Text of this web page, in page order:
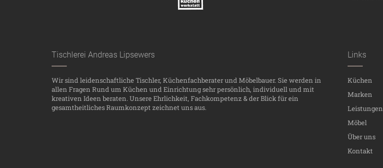
Tischlerei Andreas Lipsewers
Wir sind leidenschaftliche Tischler, Küchenfachberater und Möbelbauer. Sie werden in
allen Fragen Rund um Küchen und Einrichtung sehr persönlich, individuell und mit
kreativen Ideen beraten. Unsere Ehrlichkeit, Fachkompetenz & der Blick für ein
gesamtheitliches Raumkonzept zeichnet uns aus.
Links
Küchen
Marken
Leistungen
Möbel
Über uns
Kontakt